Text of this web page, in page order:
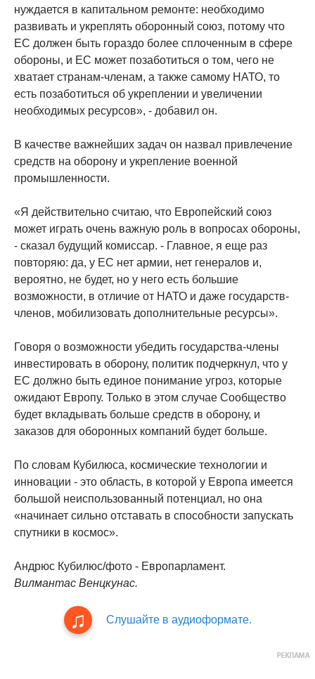
нуждается в капитальном ремонте: необходимо
развивать и укреплять оборонный союз, потому что
ЕС должен быть гораздо более сплоченным в сфере
обороны, и ЕС может позаботиться о том, чего не
хватает странам-членам, а также самому НАТО, то
есть позаботиться об укреплении и увеличении
необходимых ресурсов», - добавил он.
В качестве важнейших задач он назвал привлечение
средств на оборону и укрепление военной
промышленности.
«Я действительно считаю, что Европейский союз
может играть очень важную роль в вопросах обороны,
- сказал будущий комиссар. - Главное, я еще раз
повторяю: да, у ЕС нет армии, нет генералов и,
вероятно, не будет, но у него есть большие
возможности, в отличие от НАТО и даже государств-
членов, мобилизовать дополнительные ресурсы».
Говоря о возможности убедить государства-члены
инвестировать в оборону, политик подчеркнул, что у
ЕС должно быть единое понимание угроз, которые
ожидают Европу. Только в этом случае Сообщество
будет вкладывать больше средств в оборону, и
заказов для оборонных компаний будет больше.
По словам Кубилюса, космические технологии и
инновации - это область, в которой у Европа имеется
большой неиспользованный потенциал, но она
«начинает сильно отставать в способности запускать
спутники в космос».
Андрюс Кубилюс/фото - Европарламент.
Вилмантас Венцкунас.
Слушайте в аудиоформате.